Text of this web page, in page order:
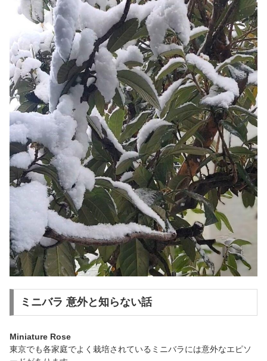
ミニバラ 意外と知らない話
Miniature Rose
東京でも各家庭でよく栽培されているミニバラには意外なエピソ